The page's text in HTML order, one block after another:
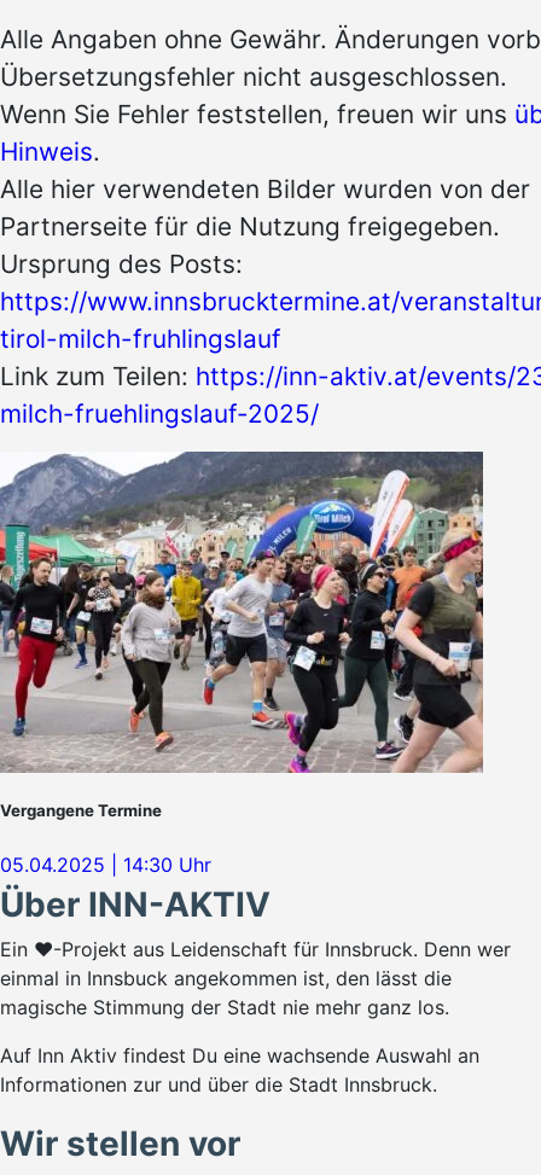
Alle Angaben ohne Gewähr. Änderungen
Übersetzungsfehler nicht ausgeschlossen.
Wenn Sie Fehler feststellen, freuen wir uns
Hinweis.
Alle hier verwendeten Bilder wurden von der
Partnerseite für die Nutzung freigegeben.
Ursprung des Posts:
https://www.innsbrucktermine.at/
tirol-milch-fruhlingslauf
Link zum Teilen: https://inn-aktiv.at/events/
milch-fruehlingslauf-2025/
Vergangene Termine
05.04.2025 | 14:30 Uhr
Über INN-AKTIV
Ein ♥-Projekt aus Leidenschaft für Innsbruck. Denn wer
einmal in Innsbuck angekommen ist, den lässt die
magische Stimmung der Stadt nie mehr ganz los.
Auf Inn Aktiv findest Du eine wachsende Auswahl an
Informationen zur und über die Stadt Innsbruck.
Wir stellen vor